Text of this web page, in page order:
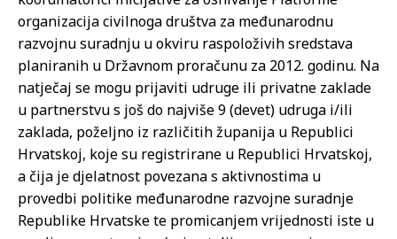
organizacija civilnoga društva za međunarodnu
razvojnu suradnju u okviru raspoloživih sredstava
planiranih u Državnom proračunu za 2012. godinu. Na
natječaj se mogu prijaviti udruge ili privatne zaklade
u partnerstvu s još do najviše 9 (devet) udruga i/ili
zaklada, poželjno iz različitih županija u Republici
Hrvatskoj, koje su registrirane u Republici Hrvatskoj,
a čija je djelatnost povezana s aktivnostima u
provedbi politike međunarodne razvojne suradnje
Republike Hrvatske te promicanjem vrijednosti iste u